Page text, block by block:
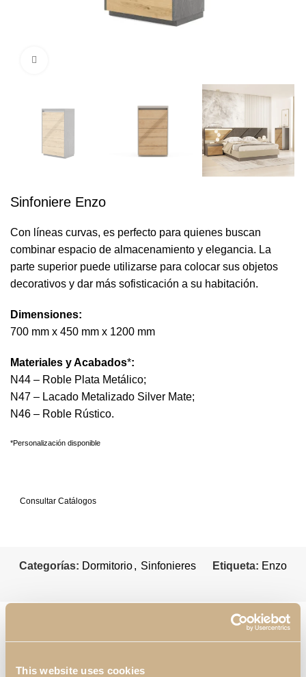
This website uses cookies
Sinfoniere Enzo
Con líneas curvas, es perfecto para quienes buscan
combinar espacio de almacenamiento y elegancia. La
parte superior puede utilizarse para colocar sus objetos
decorativos y dar más sofisticación a su habitación.
Dimensiones:
700 mm x 450 mm x 1200 mm
Materiales y Acabados*:
N44 – Roble Plata Metálico;
N47 – Lacado Metalizado Silver Mate;
N46 – Roble Rústico.
*Personalización disponible
Consultar Catálogos
Categorías: Dormitorio, Sinfonieres Etiqueta: Enzo